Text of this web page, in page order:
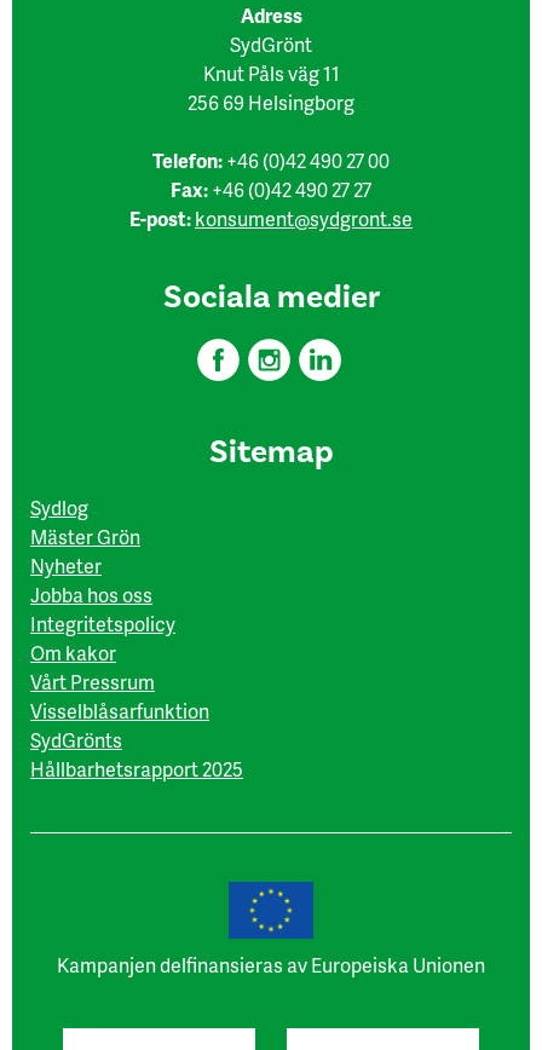
Adress
SydGrönt
Knut Påls väg 11
256 69 Helsingborg
Telefon:+46 (0)42 490 27 00
Fax:+46 (0)42 490 27 27
E-post:konsument@sydgront.se
Sociala medier
Sitemap
Sydlog
Mäster Grön
Nyheter
Jobba hos oss
Integritetspolicy
Om kakor
Vårt Pressrum
Visselblåsarfunktion
SydGrönts
Hållbarhetsrapport 2025
Kampanjen delfinansieras av Europeiska Unionen